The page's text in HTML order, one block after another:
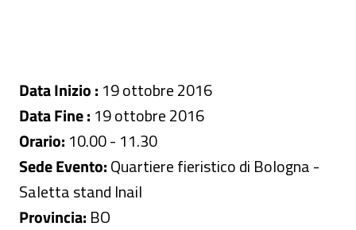
Data Inizio : 19 ottobre 2016
Data Fine : 19 ottobre 2016
Orario: 10.00 - 11.30
Sede Evento:Quartiere fieristico di Bologna -
Saletta stand Inail
Provincia: BO